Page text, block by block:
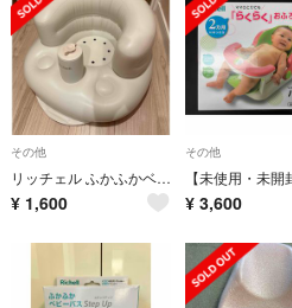
その他
リッチェル ふかふかベビーチェア 抗菌 ベージュ(1個)
¥ 1,600
その他
¥ 3,600